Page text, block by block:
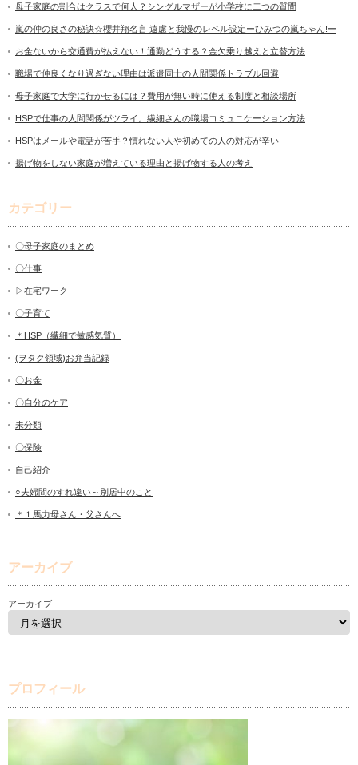
母子家庭の割合はクラスで何人？シングルマザーが小学校に二つの質問
嵐の仲の良さの秘訣☆櫻井翔名言 遠慮と我慢のレベル設定ーひみつの嵐ちゃん!ー
お金ないから交通費が払えない！通勤どうする？金欠乗り越えと立替方法
職場で仲良くなり過ぎない理由は派遣同士の人間関係トラブル回避
母子家庭で大学に行かせるには？費用が無い時に使える制度と相談場所
HSPで仕事の人間関係がツライ。繊細さんの職場コミュニケーション方法
HSPはメールや電話が苦手？慣れない人や初めての人の対応が辛い
揚げ物をしない家庭が増えている理由と揚げ物する人の考え
カテゴリー
〇母子家庭のまとめ
〇仕事
▷在宅ワーク
〇子育て
＊HSP（繊細で敏感気質）
(ヲタク領域)お弁当記録
〇お金
〇自分のケア
未分類
〇保険
自己紹介
○夫婦間のすれ違い～別居中のこと
＊１馬力母さん・父さんへ
アーカイブ
アーカイブ
プロフィール